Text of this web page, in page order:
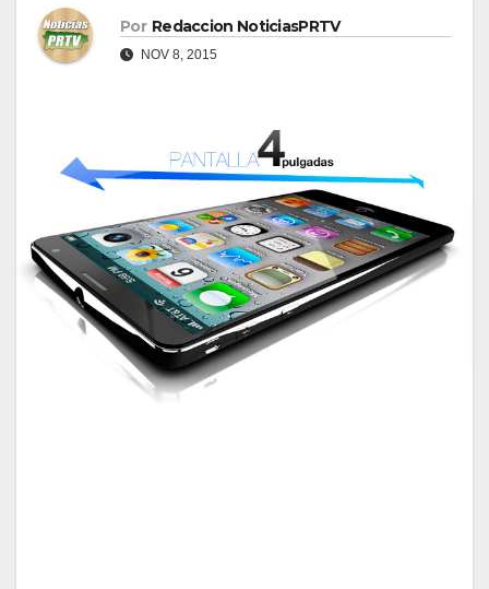
Por Redaccion NoticiasPRTV
NOV 8, 2015